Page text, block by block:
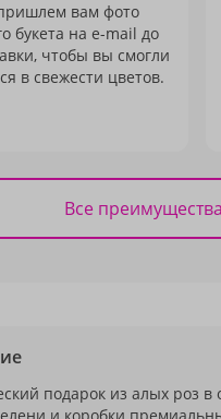
вам фото
букета на e-mail до
чтобы вы смогли
в свежести цветов.
Все преимущества
подарок из алых роз в